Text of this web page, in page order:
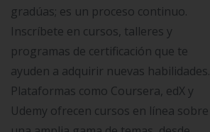
gradúas; es un proceso continuo.
Inscríbete en cursos, talleres y
programas de certificación que te
ayuden a adquirir nuevas habilidades.
Plataformas como Coursera, edX y
Udemy ofrecen cursos en línea sobre